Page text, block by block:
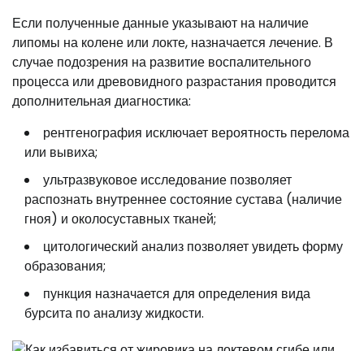
Если полученные данные указывают на наличие
липомы на колене или локте, назначается лечение. В
случае подозрения на развитие воспалительного
процесса или древовидного разрастания проводится
дополнительная диагностика:
рентгенография исключает вероятность перелома
или вывиха;
ультразвуковое исследование позволяет
распознать внутреннее состояние сустава (наличие
гноя) и околосуставных тканей;
цитологический анализ позволяет увидеть форму
образования;
пункция назначается для определения вида
бурсита по анализу жидкости.